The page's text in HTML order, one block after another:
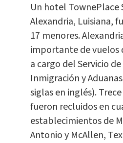
Un hotel TownePlace
Alexandria, Luisiana,
17 menores.
importante de vuelos
a cargo del Servicio
Inmigración y
siglas en inglés).
fueron recluidos en
establecimientos de
Antonio y McAllen,